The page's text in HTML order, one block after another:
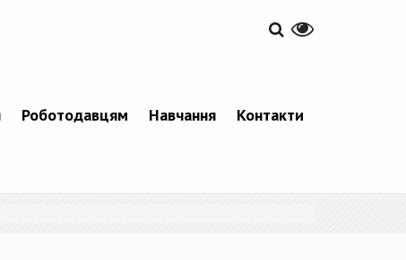
Роботодавцям Навчання Контакти